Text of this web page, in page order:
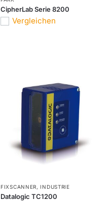
CipherLab Serie 8200
Vergleichen
FIXSCANNER,INDUSTRIE
Datalogic TC1200